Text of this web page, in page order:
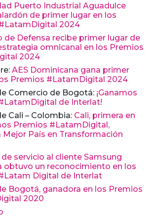
Puerto Industrial Aguadulce
de primer lugar en los
2024
de Defensa recibe primer lugar de
omnicanal en los Premios
2024
AES Dominicana gana primer
Premios #LatamDigital 2024
Comercio de Bogotá: ¡Ganamos
de Interlat!
Cali – Colombia: Cali, primera en
Premios #LatamDigital,
Mejor País en Transformación
servicio al cliente Samsung
obtuvo un reconocimiento en los
Digital de Interlat
Bogotá, ganadora en los Premios
2020